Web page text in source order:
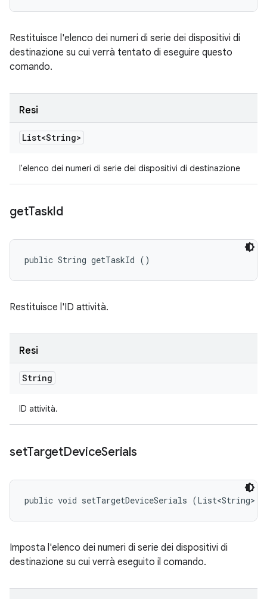
Restituisce l'elenco dei numeri di serie dei dispositivi di
destinazione su cui verrà tentato di eseguire questo
comando.
Resi
List<String>
l'elenco dei numeri di serie dei dispositivi di destinazione
getTaskId
public String getTaskId ()
Restituisce l'ID attività.
Resi
String
ID attività.
setTargetDeviceSerials
public void setTargetDeviceSerials (List<String>
Imposta l'elenco dei numeri di serie dei dispositivi di
destinazione su cui verrà eseguito il comando.